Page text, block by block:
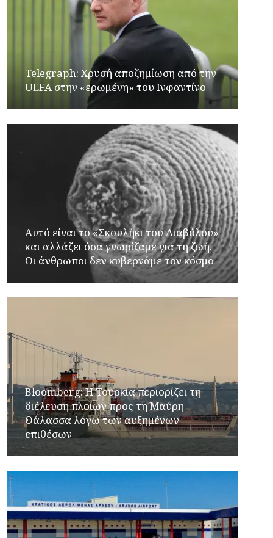
Telegraph: Χρυσή αποζημίωση από την
UEFA στην «ερωμένη» του Ινφαντίνο
Αυτό είναι το «Σκουλήκι του Διαβόλου»
και αλλάζει όσα γνωρίζαμε για τη ζωή.
Οι άνθρωποι δεν κυβερνάμε τον κόσμο
Bloomberg: Η Τουρκία περιορίζει τη
διέλευση πλοίων προς τη Μαύρη
Θάλασσα λόγω των αυξημένων
επιθέσων